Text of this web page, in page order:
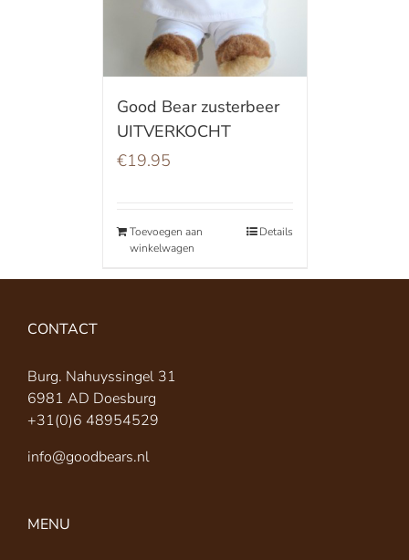
Good Bear zusterbeer
UITVERKOCHT
€19.95
Toevoegen aan
winkelwagen
Details
CONTACT
Burg. Nahuyssingel 31
6981 AD Doesburg
+31(0)6 48954529
info@goodbears.nl
MENU